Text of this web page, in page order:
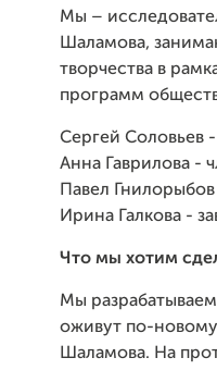
Мы –
Шаламова,
творчества в
программ
Сергей Соловьев
Анна Гаврилова -
Павел
Ирина Галкова -
Что мы хотим
Мы
оживут по-
Шаламова. На